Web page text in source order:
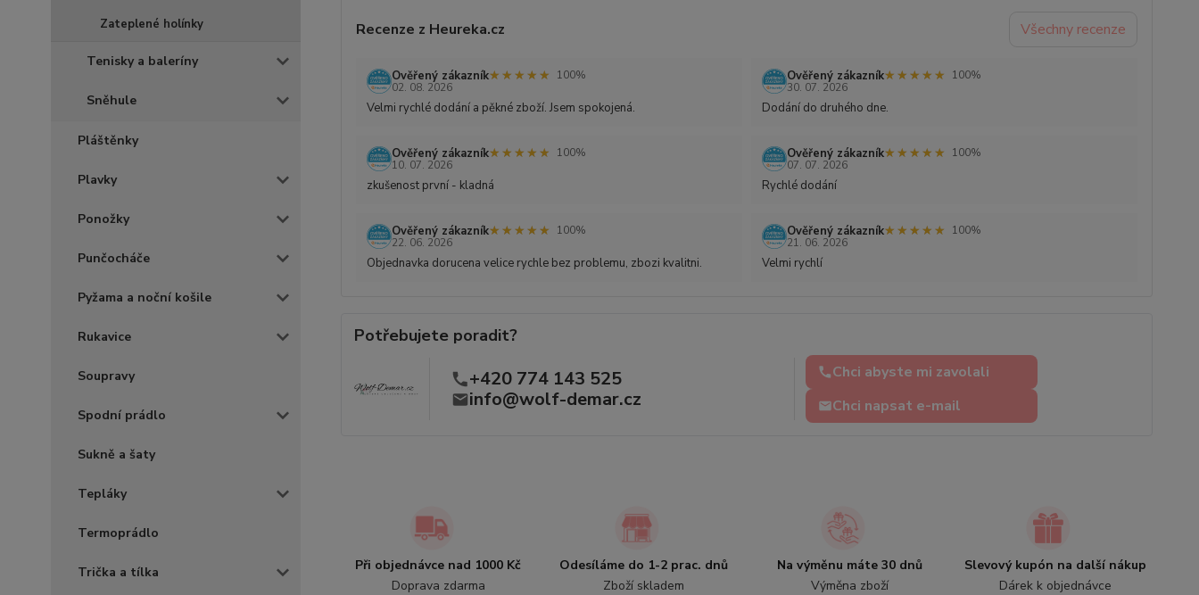
Zateplené holínky
Tenisky a baleríny
Sněhule
Pláštěnky
Plavky
Ponožky
Punčocháče
Pyžama a noční košile
Rukavice
Soupravy
Spodní prádlo
Sukně a šaty
Tepláky
Termoprádlo
Trička a tílka
Recenze z Heureka.cz Všechny recenze
Ověřený zákazník★★★★★
★★★★★
100%
02. 08. 2026
Velmi rychlé dodání a pěkné zboží. Jsem spokojená.
Ověřený zákazník★★★★★
★★★★★
100%
30. 07. 2026
Dodání do druhého dne.
Ověřený zákazník★★★★★
★★★★★
100%
10. 07. 2026
zkušenost první - kladná
Ověřený zákazník★★★★★
★★★★★
100%
07. 07. 2026
Rychlé dodání
Ověřený zákazník★★★★★
★★★★★
100%
22. 06. 2026
Objednavka dorucena velice rychle bez problemu, zbozi kvalitni.
Ověřený zákazník★★★★★
★★★★★
100%
21. 06. 2026
Velmi rychlí
Potřebujete poradit?
+420 774 143 525
info@wolf-demar.cz
Chci abyste mi zavolali
Chci napsat e-mail
Při objednávce nad 1000 Kč
Doprava zdarma
Odesíláme do 1-2 prac. dnů
Zboží skladem
Na výměnu máte 30 dnů
Výměna zboží
Slevový kupón na další nákup
Dárek k objednávce